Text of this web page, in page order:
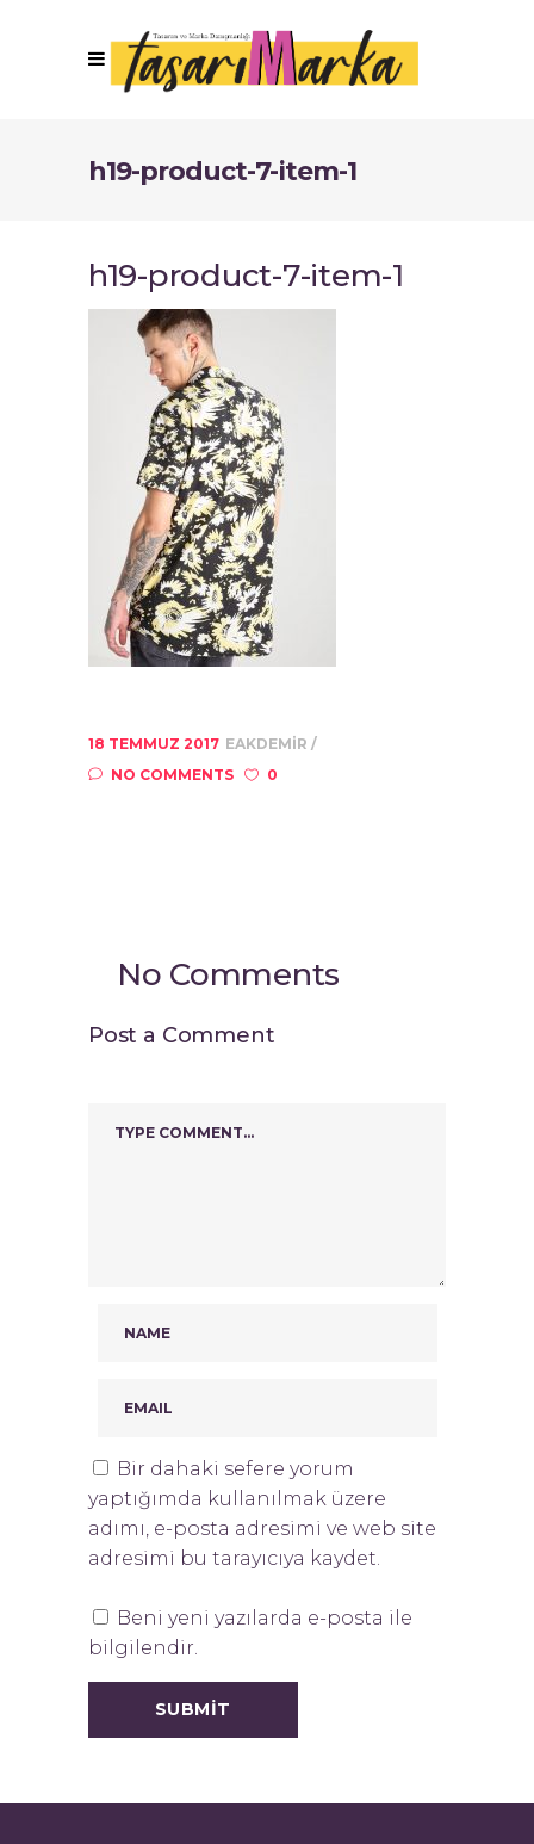
h19-product-7-item-1
h19-product-7-item-1
18 TEMMUZ 2017 EAKDEMIR
NO COMMENTS
0
No Comments
Post a Comment
Bir dahaki sefere yorum
yaptığımda kullanılmak üzere
adımı, e-posta adresimi ve web site
adresimi bu tarayıcıya kaydet.
Beni yeni yazılarda e-posta ile
bilgilendir.